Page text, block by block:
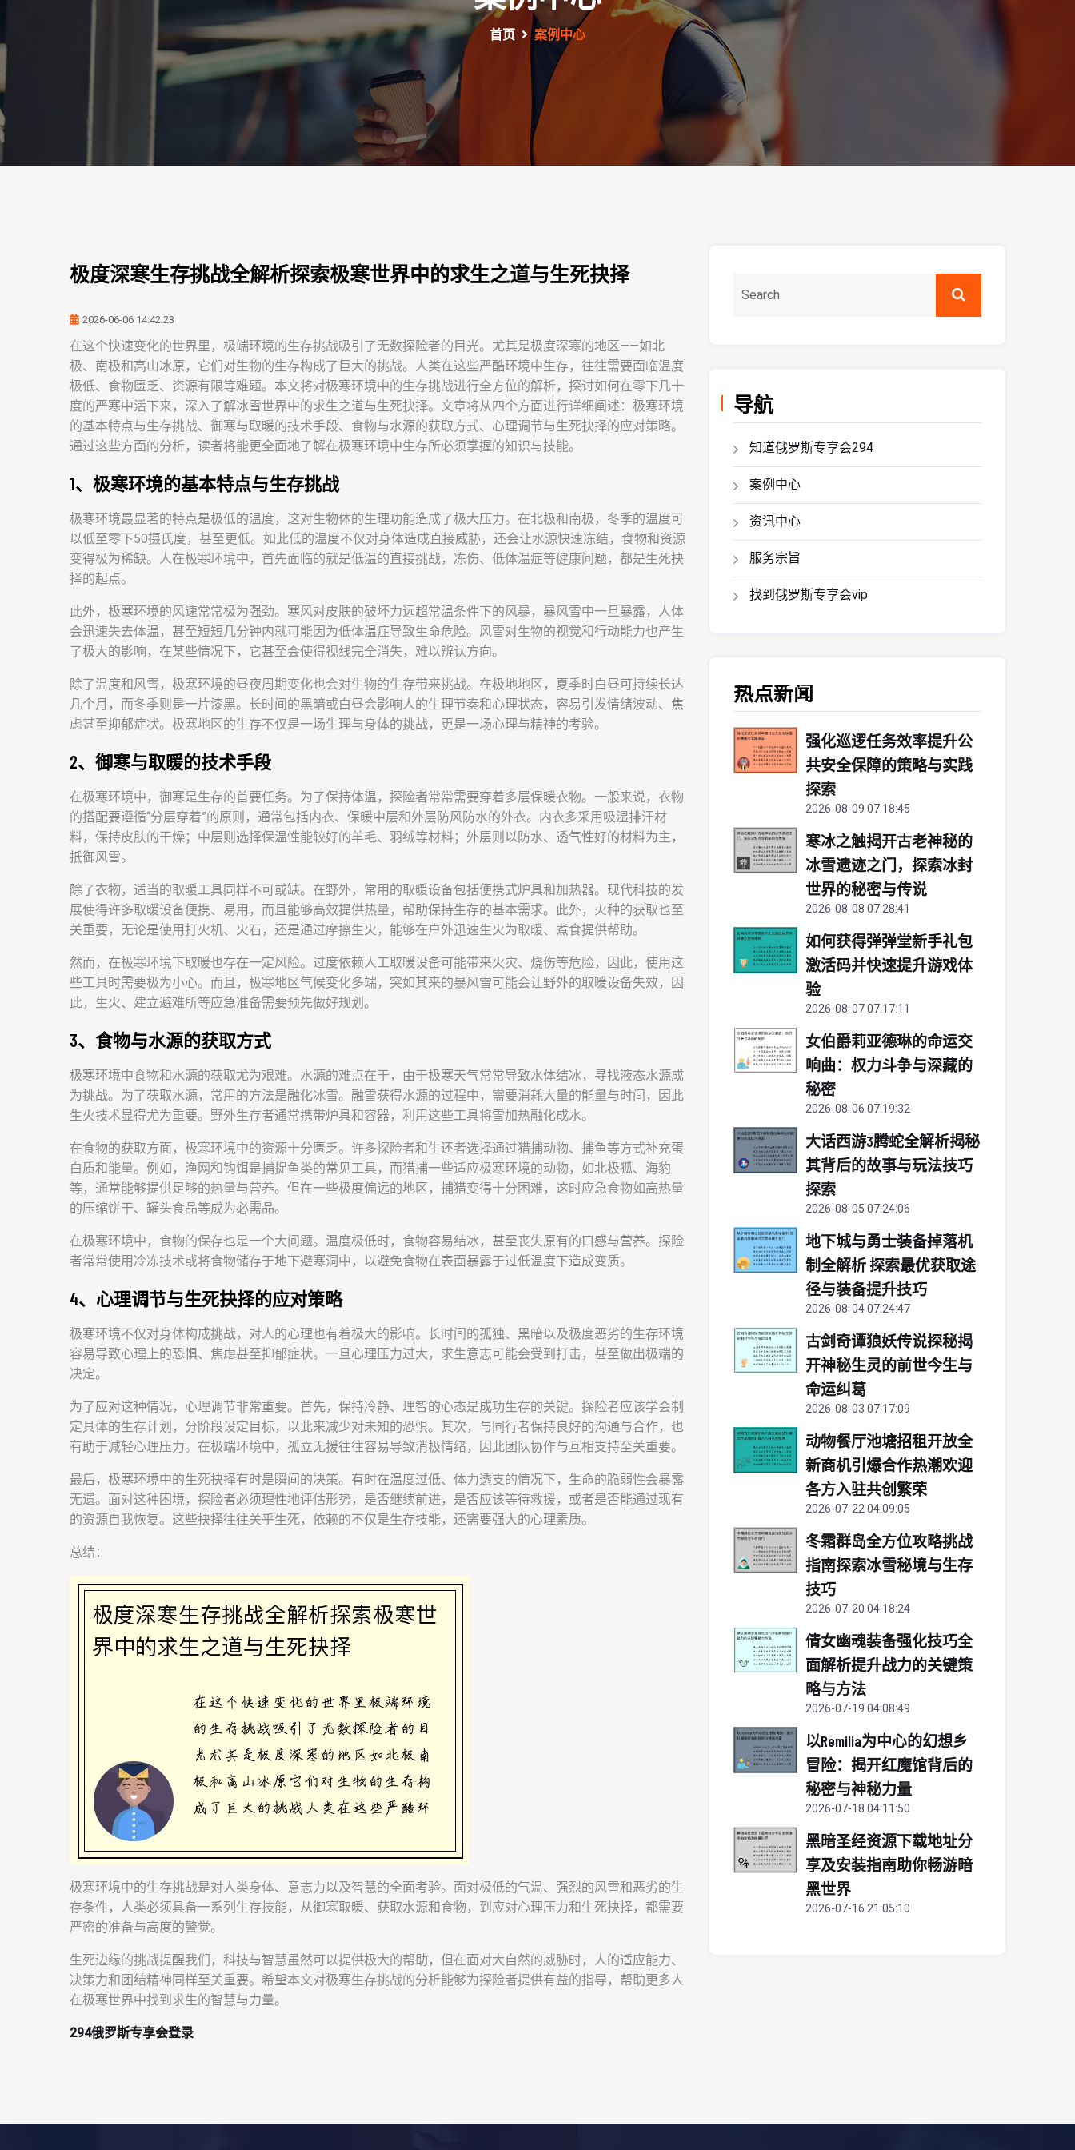
首页 案例中心
极度深寒生存挑战全解析探索极寒世界中的求生之道与生死抉择
2026-06-06 14:42:23
在这个快速变化的世界里，极端环境的生存挑战吸引了无数探险者的目光。尤其是极度深寒的地区——如北
极、南极和高山冰原，它们对生物的生存构成了巨大的挑战。人类在这些严酷环境中生存，往往需要面临温度
极低、食物匮乏、资源有限等难题。本文将对极寒环境中的生存挑战进行全方位的解析，探讨如何在零下几十
度的严寒中活下来，深入了解冰雪世界中的求生之道与生死抉择。文章将从四个方面进行详细阐述：极寒环境
的基本特点与生存挑战、御寒与取暖的技术手段、食物与水源的获取方式、心理调节与生死抉择的应对策略。
通过这些方面的分析，读者将能更全面地了解在极寒环境中生存所必须掌握的知识与技能。
1、极寒环境的基本特点与生存挑战
极寒环境最显著的特点是极低的温度，这对生物体的生理功能造成了极大压力。在北极和南极，冬季的温度可
以低至零下50摄氏度，甚至更低。如此低的温度不仅对身体造成直接威胁，还会让水源快速冻结，食物和资源
变得极为稀缺。人在极寒环境中，首先面临的就是低温的直接挑战，冻伤、低体温症等健康问题，都是生死抉
择的起点。
此外，极寒环境的风速常常极为强劲。寒风对皮肤的破坏力远超常温条件下的风暴，暴风雪中一旦暴露，人体
会迅速失去体温，甚至短短几分钟内就可能因为低体温症导致生命危险。风雪对生物的视觉和行动能力也产生
了极大的影响，在某些情况下，它甚至会使得视线完全消失，难以辨认方向。
除了温度和风雪，极寒环境的昼夜周期变化也会对生物的生存带来挑战。在极地地区，夏季时白昼可持续长达
几个月，而冬季则是一片漆黑。长时间的黑暗或白昼会影响人的生理节奏和心理状态，容易引发情绪波动、焦
虑甚至抑郁症状。极寒地区的生存不仅是一场生理与身体的挑战，更是一场心理与精神的考验。
2、御寒与取暖的技术手段
在极寒环境中，御寒是生存的首要任务。为了保持体温，探险者常常需要穿着多层保暖衣物。一般来说，衣物
的搭配要遵循“分层穿着”的原则，通常包括内衣、保暖中层和外层防风防水的外衣。内衣多采用吸湿排汗材
料，保持皮肤的干燥；中层则选择保温性能较好的羊毛、羽绒等材料；外层则以防水、透气性好的材料为主，
抵御风雪。
除了衣物，适当的取暖工具同样不可或缺。在野外，常用的取暖设备包括便携式炉具和加热器。现代科技的发
展使得许多取暖设备便携、易用，而且能够高效提供热量，帮助保持生存的基本需求。此外，火种的获取也至
关重要，无论是使用打火机、火石，还是通过摩擦生火，能够在户外迅速生火为取暖、煮食提供帮助。
然而，在极寒环境下取暖也存在一定风险。过度依赖人工取暖设备可能带来火灾、烧伤等危险，因此，使用这
些工具时需要极为小心。而且，极寒地区气候变化多端，突如其来的暴风雪可能会让野外的取暖设备失效，因
此，生火、建立避难所等应急准备需要预先做好规划。
3、食物与水源的获取方式
极寒环境中食物和水源的获取尤为艰难。水源的难点在于，由于极寒天气常常导致水体结冰，寻找液态水源成
为挑战。为了获取水源，常用的方法是融化冰雪。融雪获得水源的过程中，需要消耗大量的能量与时间，因此
生火技术显得尤为重要。野外生存者通常携带炉具和容器，利用这些工具将雪加热融化成水。
在食物的获取方面，极寒环境中的资源十分匮乏。许多探险者和生还者选择通过猎捕动物、捕鱼等方式补充蛋
白质和能量。例如，渔网和钩饵是捕捉鱼类的常见工具，而猎捕一些适应极寒环境的动物，如北极狐、海豹
等，通常能够提供足够的热量与营养。但在一些极度偏远的地区，捕猎变得十分困难，这时应急食物如高热量
的压缩饼干、罐头食品等成为必需品。
在极寒环境中，食物的保存也是一个大问题。温度极低时，食物容易结冰，甚至丧失原有的口感与营养。探险
者常常使用冷冻技术或将食物储存于地下避寒洞中，以避免食物在表面暴露于过低温度下造成变质。
4、心理调节与生死抉择的应对策略
极寒环境不仅对身体构成挑战，对人的心理也有着极大的影响。长时间的孤独、黑暗以及极度恶劣的生存环境
容易导致心理上的恐惧、焦虑甚至抑郁症状。一旦心理压力过大，求生意志可能会受到打击，甚至做出极端的
决定。
为了应对这种情况，心理调节非常重要。首先，保持冷静、理智的心态是成功生存的关键。探险者应该学会制
定具体的生存计划，分阶段设定目标，以此来减少对未知的恐惧。其次，与同行者保持良好的沟通与合作，也
有助于减轻心理压力。在极端环境中，孤立无援往往容易导致消极情绪，因此团队协作与互相支持至关重要。
最后，极寒环境中的生死抉择有时是瞬间的决策。有时在温度过低、体力透支的情况下，生命的脆弱性会暴露
无遗。面对这种困境，探险者必须理性地评估形势，是否继续前进，是否应该等待救援，或者是否能通过现有
的资源自我恢复。这些抉择往往关乎生死，依赖的不仅是生存技能，还需要强大的心理素质。
总结：
极寒环境中的生存挑战是对人类身体、意志力以及智慧的全面考验。面对极低的气温、强烈的风雪和恶劣的生
存条件，人类必须具备一系列生存技能，从御寒取暖、获取水源和食物，到应对心理压力和生死抉择，都需要
严密的准备与高度的警觉。
生死边缘的挑战提醒我们，科技与智慧虽然可以提供极大的帮助，但在面对大自然的威胁时，人的适应能力、
决策力和团结精神同样至关重要。希望本文对极寒生存挑战的分析能够为探险者提供有益的指导，帮助更多人
在极寒世界中找到求生的智慧与力量。
294俄罗斯专享会登录
导航
知道俄罗斯专享会294
案例中心
资讯中心
服务宗旨
找到俄罗斯专享会vip
热点新闻
强化巡逻任务效率提升公
共安全保障的策略与实践
探索
2026-08-09 07:18:45
寒冰之触揭开古老神秘的
冰雪遗迹之门，探索冰封
世界的秘密与传说
2026-08-08 07:28:41
如何获得弹弹堂新手礼包
激活码并快速提升游戏体
验
2026-08-07 07:17:11
女伯爵莉亚德琳的命运交
响曲：权力斗争与深藏的
秘密
2026-08-06 07:19:32
大话西游3腾蛇全解析揭秘
其背后的故事与玩法技巧
探索
2026-08-05 07:24:06
地下城与勇士装备掉落机
制全解析 探索最优获取途
径与装备提升技巧
2026-08-04 07:24:47
古剑奇谭狼妖传说探秘揭
开神秘生灵的前世今生与
命运纠葛
2026-08-03 07:17:09
动物餐厅池塘招租开放全
新商机引爆合作热潮欢迎
各方入驻共创繁荣
2026-07-22 04:09:05
冬霜群岛全方位攻略挑战
指南探索冰雪秘境与生存
技巧
2026-07-20 04:18:24
倩女幽魂装备强化技巧全
面解析提升战力的关键策
略与方法
2026-07-19 04:08:49
以Remilia为中心的幻想乡
冒险：揭开红魔馆背后的
秘密与神秘力量
2026-07-18 04:11:50
黑暗圣经资源下载地址分
享及安装指南助你畅游暗
黑世界
2026-07-16 21:05:10